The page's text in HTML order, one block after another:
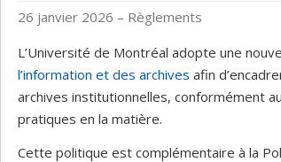
26 janvier 2026 – Règlements
L’Université de Montréal adopte une
l’information et des archives afin
archives institutionnelles, conformément
pratiques en la matière.
Cette politique est complémentaire à la